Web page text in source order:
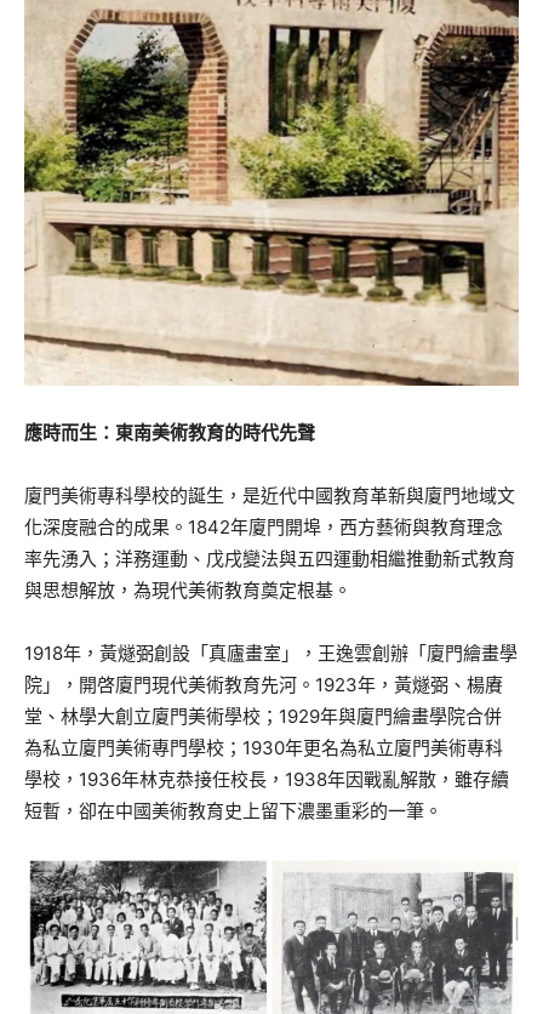
應時而生：東南美術教育的時代先聲
廈門美術專科學校的誕生，是近代中國教育革新與廈門地域文
化深度融合的成果。1842年廈門開埠，西方藝術與教育理念
率先湧入；洋務運動、戊戌變法與五四運動相繼推動新式教育
與思想解放，為現代美術教育奠定根基。
1918年，黃燧弼創設「真廬畫室」，王逸雲創辦「廈門繪畫學
院」，開啓廈門現代美術教育先河。1923年，黃燧弼、楊賡
堂、林學大創立廈門美術學校；1929年與廈門繪畫學院合併
為私立廈門美術專門學校；1930年更名為私立廈門美術專科
學校，1936年林克恭接任校長，1938年因戰亂解散，雖存續
短暫，卻在中國美術教育史上留下濃墨重彩的一筆。